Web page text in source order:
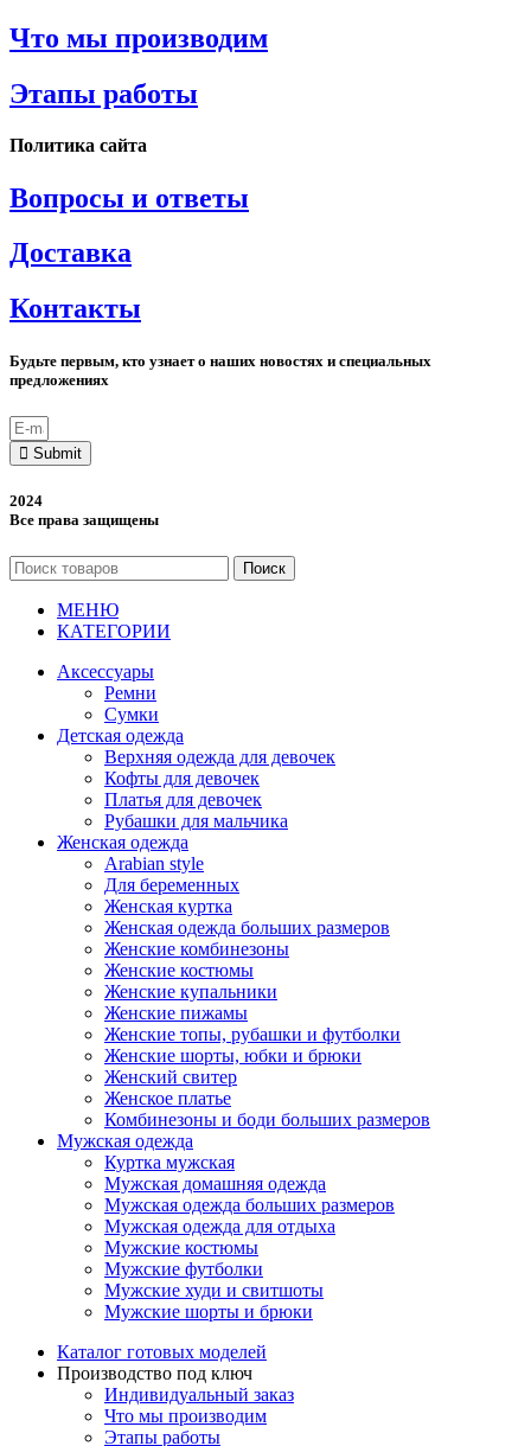
Что мы производим
Этапы работы
Политика сайта
Вопросы и ответы
Доставка
Контакты
Будьте первым, кто узнает о наших новостях и специальных
предложениях
Submit
2024
Все права защищены
Поиск
МЕНЮ
КАТЕГОРИИ
Аксессуары
Ремни
Сумки
Детская одежда
Верхняя одежда для девочек
Кофты для девочек
Платья для девочек
Рубашки для мальчика
Женская одежда
Arabian style
Для беременных
Женская куртка
Женская одежда больших размеров
Женские комбинезоны
Женские костюмы
Женские купальники
Женские пижамы
Женские топы, рубашки и футболки
Женские шорты, юбки и брюки
Женский свитер
Женское платье
Комбинезоны и боди больших размеров
Мужская одежда
Куртка мужская
Мужская домашняя одежда
Мужская одежда больших размеров
Мужская одежда для отдыха
Мужские костюмы
Мужские футболки
Мужские худи и свитшоты
Мужские шорты и брюки
Каталог готовых моделей
Производство под ключ
Индивидуальный заказ
Что мы производим
Этапы работы